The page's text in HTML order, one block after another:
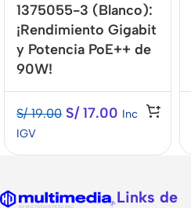
1375055-3 (Blanco):
¡Rendimiento Gigabit
y Potencia PoE++ de
90W!
S/19.00 S/17.00 Inc
IGV
Links de